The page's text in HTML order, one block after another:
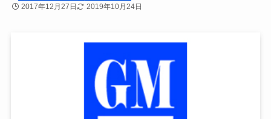
2017年12月27日 2019年10月24日